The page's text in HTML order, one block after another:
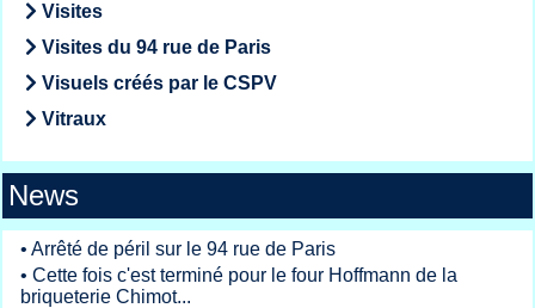
Visites
Visites du 94 rue de Paris
Visuels créés par le CSPV
Vitraux
News
• Arrêté de péril sur le 94 rue de Paris
• Cette fois c'est terminé pour le four Hoffmann de la
briqueterie Chimot...